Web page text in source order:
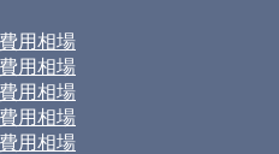
用相場
用相場
用相場
用相場
用相場